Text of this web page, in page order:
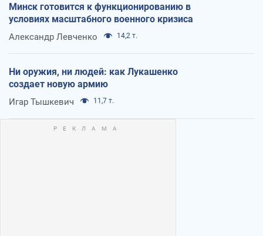
Минск готовится к функционированию в
условиях масштабного военного кризиса
Александр Левченко 14,2 т.
Ни оружия, ни людей: как Лукашенко
создает новую армию
Игар Тышкевич 11,7 т.